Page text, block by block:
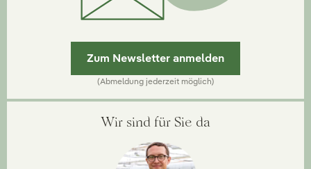
Zum Newsletter anmelden
(Abmeldung jederzeit möglich)
Wir sind für Sie da